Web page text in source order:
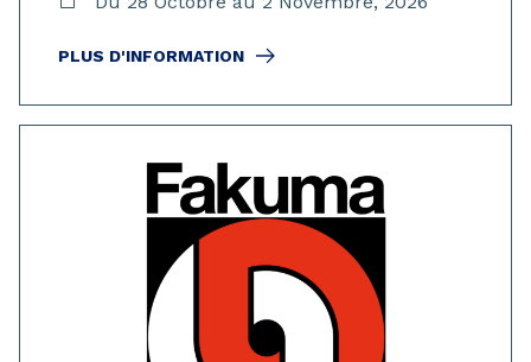
PLUS D'INFORMATION